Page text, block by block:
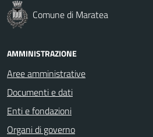
Comune di Maratea
AMMINISTRAZIONE
Aree amministrative
Documenti e dati
Enti e fondazioni
Organi di governo